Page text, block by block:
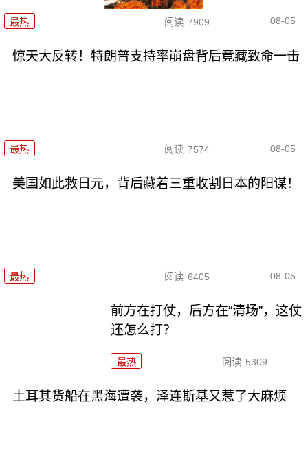
最热 阅读 7909 08-05
惊天大反转！特朗普支持率崩盘背后竟藏致命一击
最热 阅读 7574 08-05
美国如此救日元，背后藏着三重收割日本的阳谋！
最热 阅读 6405 08-05
前方在打仗，后方在“清场”，这仗
还怎么打？
最热 阅读 5309
土耳其货船在黑海遭袭，泽连斯基又惹了大麻烦